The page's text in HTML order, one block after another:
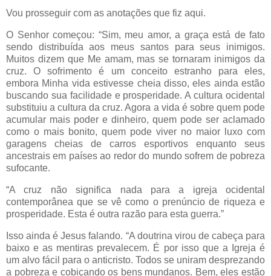
Vou prosseguir com as anotações que fiz aqui.
O Senhor começou: “Sim, meu amor, a graça está de fato
sendo distribuída aos meus santos para seus inimigos.
Muitos dizem que Me amam, mas se tornaram inimigos da
cruz. O sofrimento é um conceito estranho para eles,
embora Minha vida estivesse cheia disso, eles ainda estão
buscando sua facilidade e prosperidade. A cultura ocidental
substituiu a cultura da cruz. Agora a vida é sobre quem pode
acumular mais poder e dinheiro, quem pode ser aclamado
como o mais bonito, quem pode viver no maior luxo com
garagens cheias de carros esportivos enquanto seus
ancestrais em países ao redor do mundo sofrem de pobreza
sufocante.
“A cruz não significa nada para a igreja ocidental
contemporânea que se vê como o prenúncio de riqueza e
prosperidade. Esta é outra razão para esta guerra.”
Isso ainda é Jesus falando. “A doutrina virou de cabeça para
baixo e as mentiras prevalecem. É por isso que a Igreja é
um alvo fácil para o anticristo. Todos se uniram desprezando
a pobreza e cobiçando os bens mundanos. Bem, eles estão